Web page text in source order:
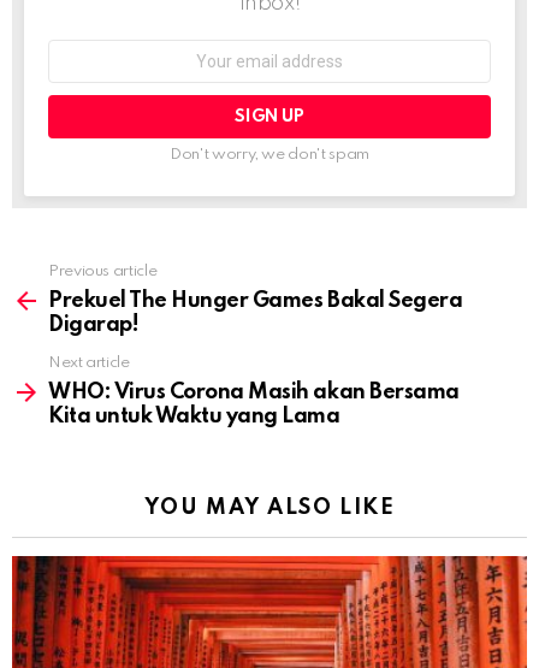
Don't worry, we don't spam
more
Previous article
Prekuel The Hunger Games Bakal Segera
Digarap!
Next article
WHO: Virus Corona Masih akan Bersama
Kita untuk Waktu yang Lama
YOU MAY ALSO LIKE